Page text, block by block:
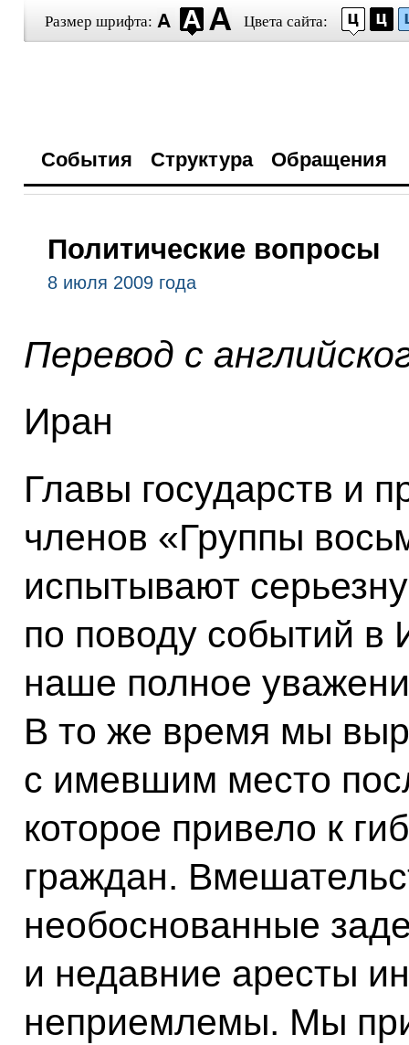
Размер шрифта: Цвета сайта:
События Структура Обращения
Политические вопросы
8 июля 2009 года
Перевод с
Иран
Главы государств и
членов «Группы
испытывают
по поводу событий
наше полное
В то же время мы
с имевшим место
которое привело к
граждан.
необоснованные
и недавние аресты
неприемлемы. Мы